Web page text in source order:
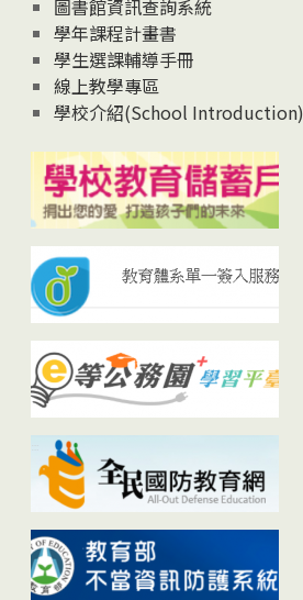
圖書館資訊查詢系統
學年課程計畫書
學生選課輔導手冊
線上教學專區
學校介紹(School Introduction)